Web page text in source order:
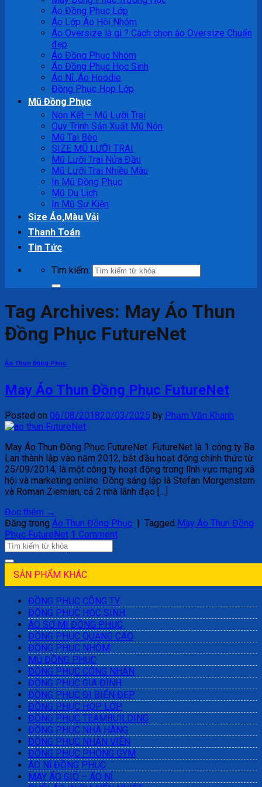
Áo Đồng Phục Lớp
Áo Lớp Áo Hội Nhóm
Áo Oversize là gì ? Cách chọn áo Oversize Chuẩn
đẹp
Áo Đồng Phục Nhóm
Áo Đồng Phục Học Sinh
Áo Nỉ ,Áo Hoodie
Đồng Phục Họp Lớp
Mũ Đồng Phục
Nón Kết – Mũ Lưỡi Trai
Quy Trình Sản Xuất Mũ Nón
Mũ Tai Bèo
SIZE MŨ LƯỠI TRAI
Mũ Lưỡi Trai Nửa Đầu
Mũ Lưỡi Trai Nhiều Màu
In Mũ Đồng Phục
Mũ Du Lịch
In Mũ Sự Kiện
Size Áo,Màu Vải
Thanh Toán
Tin Tức
Tìm kiếm:
Tag Archives: May Áo Thun
Đồng Phục FutureNet
Áo Thun Đồng Phục
May Áo Thun Đồng Phục FutureNet
Posted on 06/08/201820/03/2025 by Phạm Văn Khanh
May Áo Thun Đồng Phục FutureNet FutureNet là 1 công ty Ba
Lan thành lập vào năm 2012, bắt đầu hoạt động chính thức từ
25/09/2014, là một công ty hoạt động trong lĩnh vực mạng xã
hội và marketing online. Đồng sáng lập là Stefan Morgenstern
và Roman Ziemian, cả 2 nhà lãnh đạo […]
Đọc thêm →
Đăng trong Áo Thun Đồng Phục Tagged May Áo Thun Đồng
Phục FutureNet 1 Comment
SẢN PHẨM KHÁC
ĐỒNG PHỤC CÔNG TY
ĐỒNG PHỤC HỌC SINH
ÁO SƠ MI ĐỒNG PHỤC
ĐỒNG PHỤC QUẢNG CÁO
ĐỒNG PHỤC NHÓM
MŨ ĐỒNG PHỤC
ĐỒNG PHỤC CÔNG NHÂN
ĐỒNG PHỤC GIA ĐÌNH
ĐỒNG PHỤC ĐI BIỂN ĐẸP
ĐỒNG PHỤC HỌP LỚP
ĐỒNG PHỤC TEAMBUILDING
ĐỒNG PHỤC NHÀ HÀNG
ĐỒNG PHỤC NHÂN VIÊN
ĐỒNG PHỤC PHÒNG GYM
ÁO NỈ ĐỒNG PHỤC
MAY ÁO GIÓ – ÁO NỈ